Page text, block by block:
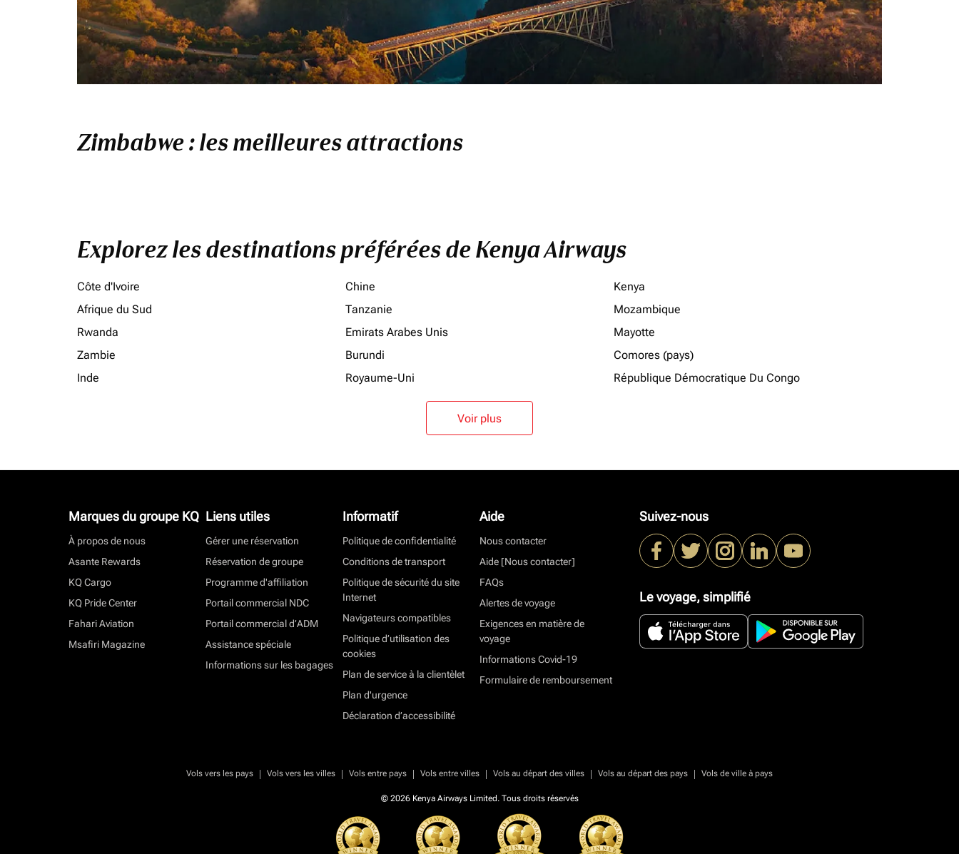
Zimbabwe : les meilleures attractions
Explorez les destinations préférées de Kenya Airways
Côte d'Ivoire Chine
Kenya
Afrique du Sud
Tanzanie
Mozambique
Rwanda
Emirats Arabes Unis
Mayotte
Zambie
Burundi
Comores (pays)
Inde
Royaume-Uni République Démocratique Du Congo
Voir plus
Marques du groupe KQ
À propos de nous
Asante Rewards
KQ Cargo
KQ Pride Center
Fahari Aviation
Msafiri Magazine
Liens utiles
Gérer une réservation
Réservation de groupe
Programme d'affiliation
Portail commercial NDC
Portail commercial d’ADM
Assistance spéciale
Informations sur les bagages
Informatif
Politique de confidentialité
Conditions de transport
Politique de sécurité du site
Internet
Navigateurs compatibles
Politique d’utilisation des
cookies
Plan de service à la clientèlet
Plan d'urgence
Déclaration d’accessibilité
Aide
Nous contacter
Aide [Nous contacter]
FAQs
Alertes de voyage
Exigences en matière de
voyage
Informations Covid-19
Formulaire de remboursement
Suivez-nous
Le voyage, simplifié
Vols vers les pays | Vols vers les villes | Vols entre pays | Vols entre villes | Vols au départ des villes | Vols au départ des pays | Vols de ville à pays
© 2026 Kenya Airways Limited. Tous droits réservés